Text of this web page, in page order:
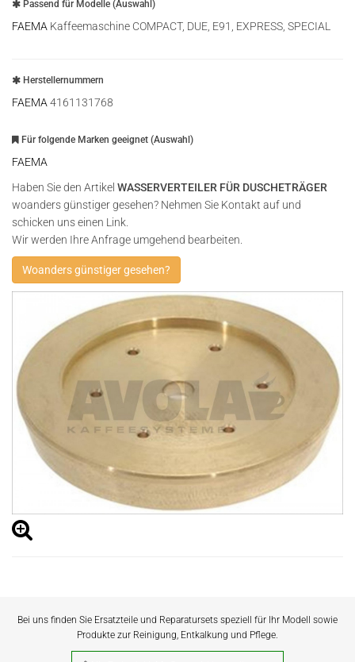
Passend für Modelle (Auswahl)
FAEMA Kaffeemaschine COMPACT, DUE, E91, EXPRESS, SPECIAL
Herstellernummern
FAEMA 4161131768
Für folgende Marken geeignet (Auswahl)
FAEMA
Haben Sie den Artikel WASSERVERTEILER FÜR DUSCHETRÄGER
woanders günstiger gesehen? Nehmen Sie Kontakt auf und
schicken uns einen Link.
Wir werden Ihre Anfrage umgehend bearbeiten.
Woanders günstiger gesehen?
Bei uns finden Sie Ersatzteile und Reparatursets speziell für Ihr Modell sowie
Produkte zur Reinigung, Entkalkung und Pflege.